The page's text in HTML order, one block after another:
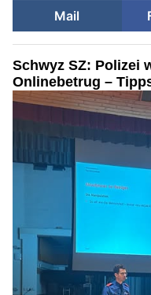
Mail
Schwyz SZ: Polizei
Onlinebetrug –